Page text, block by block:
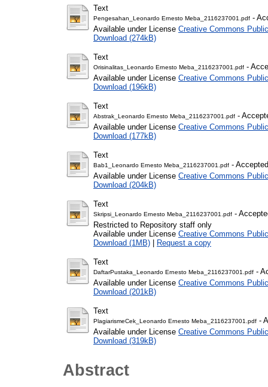
Text
Pengesahan_Leonardo Ernesto Meba_2116237001.pdf -
Available under License Creative Commons
Download (274kB)
Text
Orisinalitas_Leonardo Ernesto Meba_2116237001.pdf -
Available under License Creative Commons
Download (196kB)
Text
Abstrak_Leonardo Ernesto Meba_2116237001.pdf -
Available under License Creative Commons
Download (177kB)
Text
Bab1_Leonardo Ernesto Meba_2116237001.pdf -
Available under License Creative Commons
Download (204kB)
Text
Skripsi_Leonardo Ernesto Meba_2116237001.pdf -
Restricted to Repository staff only
Available under License Creative Commons
Download (1MB) | Request a copy
Text
DaftarPustaka_Leonardo Ernesto Meba_2116237001.pdf -
Available under License Creative Commons
Download (201kB)
Text
PlagiarismeCek_Leonardo Ernesto Meba_2116237001.pdf -
Available under License Creative Commons
Download (319kB)
Abstract